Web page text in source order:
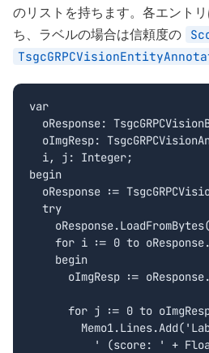
のリストを持ちます。各エント
ち、ラベルの場合は信頼度の
var
oResponse:
oImgResp:
  i, j: Integer;
begin
oResponse :=
  try
for i := 0 to
    begin
oImgResp :=
for j := 0 to
' (score: ' +